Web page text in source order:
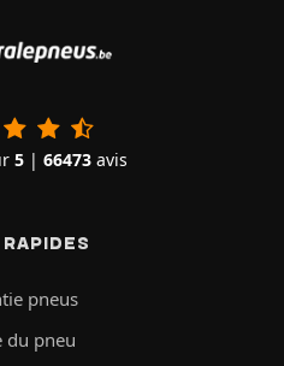
5 | 66473 avis
pneus
du pneu